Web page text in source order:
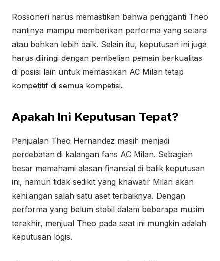
Rossoneri harus memastikan bahwa pengganti Theo
nantinya mampu memberikan performa yang setara
atau bahkan lebih baik. Selain itu, keputusan ini juga
harus diiringi dengan pembelian pemain berkualitas
di posisi lain untuk memastikan AC Milan tetap
kompetitif di semua kompetisi.
Apakah Ini Keputusan Tepat?
Penjualan Theo Hernandez masih menjadi
perdebatan di kalangan fans AC Milan. Sebagian
besar memahami alasan finansial di balik keputusan
ini, namun tidak sedikit yang khawatir Milan akan
kehilangan salah satu aset terbaiknya. Dengan
performa yang belum stabil dalam beberapa musim
terakhir, menjual Theo pada saat ini mungkin adalah
keputusan logis.